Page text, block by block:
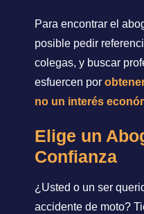
Para encontrar el
posible pedir
colegas, y buscar
esfuercen por
no un interés
Elige un
Confianza
¿Usted o un ser
accidente de moto?